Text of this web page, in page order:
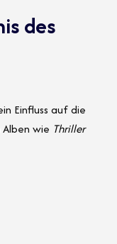
des
Einfluss auf die
wie Thriller